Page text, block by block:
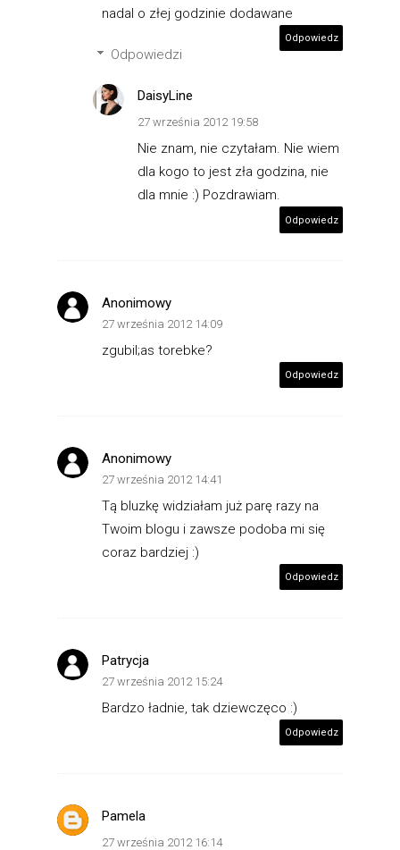
nadal o złej godzinie dodawane
Odpowiedz
Odpowiedzi
DaisyLine
27 września 2012 19:58
Nie znam, nie czytałam. Nie wiem
dla kogo to jest zła godzina, nie
dla mnie :) Pozdrawiam.
Odpowiedz
Anonimowy
27 września 2012 14:09
zgubil;as torebke?
Odpowiedz
Anonimowy
27 września 2012 14:41
Tą bluzkę widziałam już parę razy na
Twoim blogu i zawsze podoba mi się
coraz bardziej :)
Odpowiedz
Patrycja
27 września 2012 15:24
Bardzo ładnie, tak dziewczęco :)
Odpowiedz
Pamela
27 września 2012 16:14